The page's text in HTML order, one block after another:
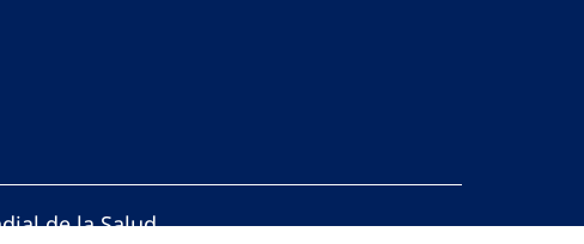
de la Salud